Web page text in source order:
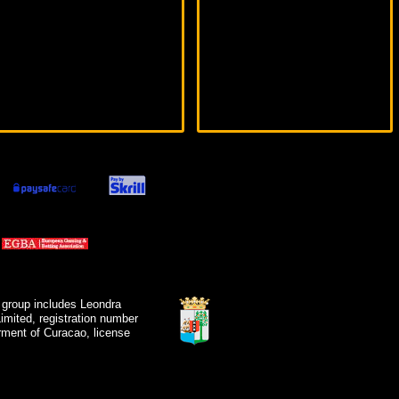
includes Leondra
registration number
of Curacao, license